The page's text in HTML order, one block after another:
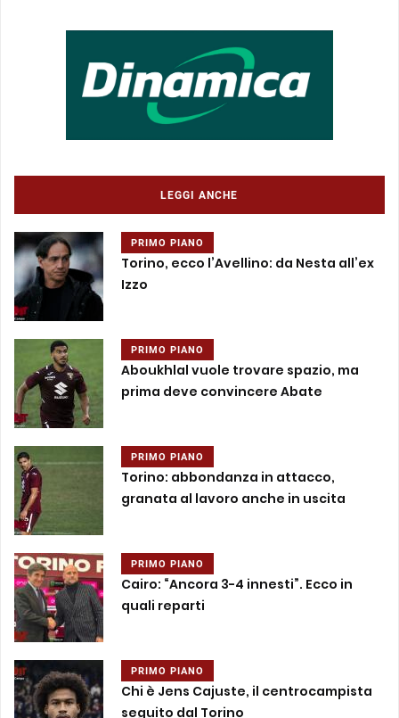
LEGGI ANCHE
PRIMO PIANO
Torino, ecco l’Avellino: da Nesta all’ex
Izzo
PRIMO PIANO
Aboukhlal vuole trovare spazio, ma
prima deve convincere Abate
PRIMO PIANO
Torino: abbondanza in attacco,
granata al lavoro anche in uscita
PRIMO PIANO
Cairo: “Ancora 3-4 innesti”. Ecco in
quali reparti
PRIMO PIANO
Chi è Jens Cajuste, il centrocampista
seguito dal Torino